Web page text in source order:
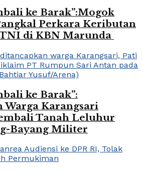
ke Barak”:Mogok
Perkara Keributan
di KBN Marunda
ke Barak”:
Warga Karangsari
Tanah Leluhur
Bayang Militer